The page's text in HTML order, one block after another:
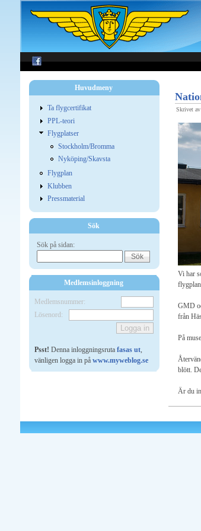
Huvudmeny
Ta flygcertifikat
PPL-teori
Flygplatser
Stockholm/Bromma
Nyköping/Skavsta
Flygplan
Klubben
Pressmaterial
Sök
Sök på sidan:
Medlemsinloggning
Medlemsnummer:
Lösenord:
Psst! Denna inloggningsruta fasas ut,
vänligen logga in på www.myweblog.se
Skrivet
Vi har
GMD
från
På
blött.
Är du